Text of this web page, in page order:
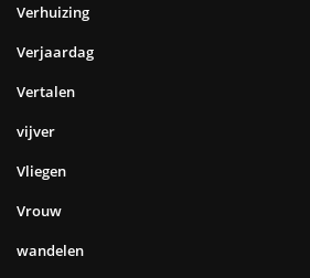
Verhuizing
Verjaardag
Vertalen
vijver
Vliegen
Vrouw
wandelen